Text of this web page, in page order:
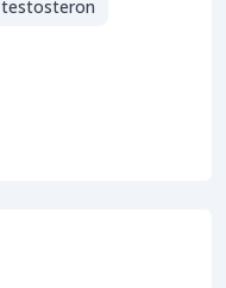
testosteron